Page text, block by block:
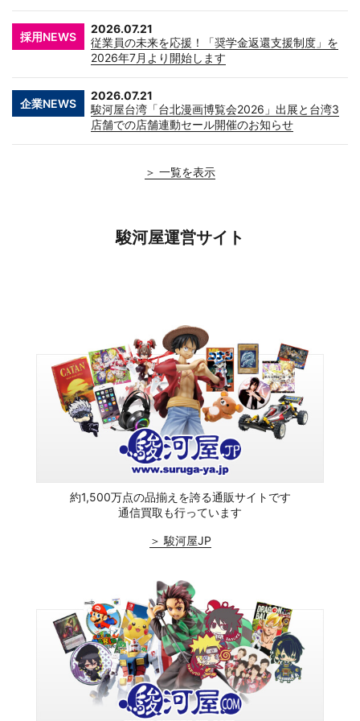
採用NEWS
2026.07.21
従業員の未来を応援！「奨学金返還支援制度」を
2026年7月より開始します
企業NEWS
2026.07.21
駿河屋台湾「台北漫画博覧会2026」出展と台湾3
店舗での店舗連動セール開催のお知らせ
＞ 一覧を表示
駿河屋運営サイト
約1,500万点の品揃えを誇る通販サイトです
通信買取も行っています
＞ 駿河屋JP